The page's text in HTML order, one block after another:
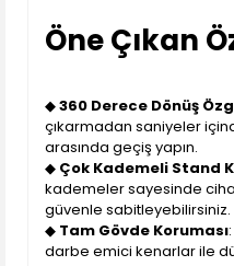
Öne Çıkan
◆360 Derece Dönüş
çıkarmadan saniyeler
arasında geçiş yapın.
◆ Çok Kademeli Stand
kademeler sayesinde
güvenle sabitleyebilirsiniz.
◆ Tam Gövde Koruması
darbe emici kenarlar ile